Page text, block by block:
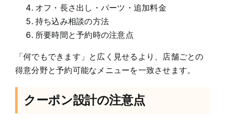
オフ・長さ出し・パーツ・追加料金
持ち込み相談の方法
所要時間と予約時の注意点
「何でもできます」と広く見せるより、店舗ごとの
得意分野と予約可能なメニューを一致させます。
クーポン設計の注意点